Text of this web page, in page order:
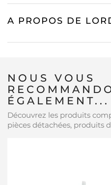
A PROPOS DE
NOUS VOUS
ÉGALEMENT...
Découvrez les produits
pièces détachées, produits